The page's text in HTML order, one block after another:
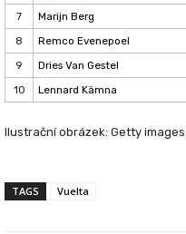
7
Marijn Berg
8
Remco Evenepoel
9
Dries Van Gestel
10
Lennard Kämna
Ilustrační obrázek: Getty images
TAGS Vuelta